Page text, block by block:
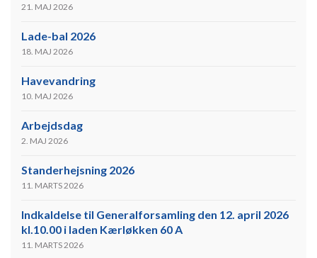
21. MAJ 2026
Lade-bal 2026
18. MAJ 2026
Havevandring
10. MAJ 2026
Arbejdsdag
2. MAJ 2026
Standerhejsning 2026
11. MARTS 2026
Indkaldelse til Generalforsamling den 12. april 2026
kl.10.00 i laden Kærløkken 60 A
11. MARTS 2026